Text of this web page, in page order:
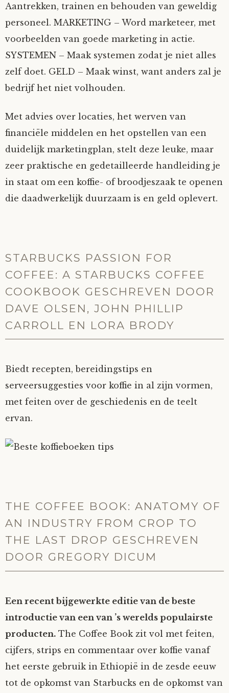
Aantrekken, trainen en behouden van geweldig
personeel. MARKETING – Word marketeer, met
voorbeelden van goede marketing in actie.
SYSTEMEN – Maak systemen zodat je niet alles
zelf doet. GELD – Maak winst, want anders zal je
bedrijf het niet volhouden.
Met advies over locaties, het werven van
financiële middelen en het opstellen van een
duidelijk marketingplan, stelt deze leuke, maar
zeer praktische en gedetailleerde handleiding je
in staat om een koffie- of broodjeszaak te openen
die daadwerkelijk duurzaam is en geld oplevert.
STARBUCKS PASSION FOR
COFFEE: A STARBUCKS COFFEE
COOKBOOK GESCHREVEN DOOR
DAVE OLSEN, JOHN PHILLIP
CARROLL EN LORA BRODY
Biedt recepten, bereidingstips en
serveersuggesties voor koffie in al zijn vormen,
met feiten over de geschiedenis en de teelt
ervan.
THE COFFEE BOOK: ANATOMY OF
AN INDUSTRY FROM CROP TO
THE LAST DROP GESCHREVEN
DOOR GREGORY DICUM
Een recent bijgewerkte editie van de beste
introductie van een van ’s werelds populairste
producten. The Coffee Book zit vol met feiten,
cijfers, strips en commentaar over koffie vanaf
het eerste gebruik in Ethiopië in de zesde eeuw
tot de opkomst van Starbucks en de opkomst van